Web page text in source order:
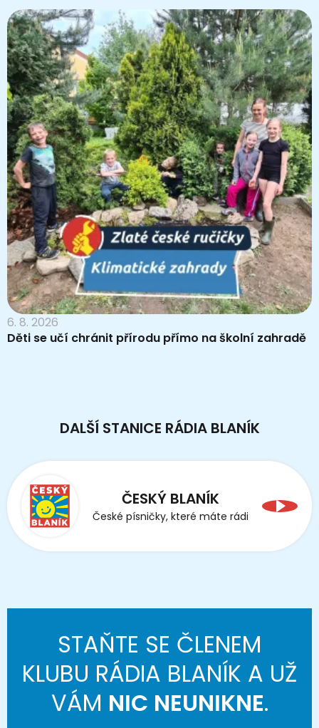
6. 8. 2026
Děti se učí chránit přírodu přímo na školní zahradě
DALŠÍ STANICE RÁDIA BLANÍK
ČESKÝ BLANÍK
České písničky, které máte rádi
STAŇTE SE ČLENEM
KLUBU RÁDIA BLANÍK A UŽ
VÁM NIC NEUNIKNE.